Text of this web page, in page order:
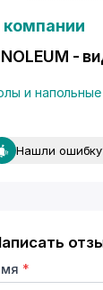
компании
-
и
Нашли
*